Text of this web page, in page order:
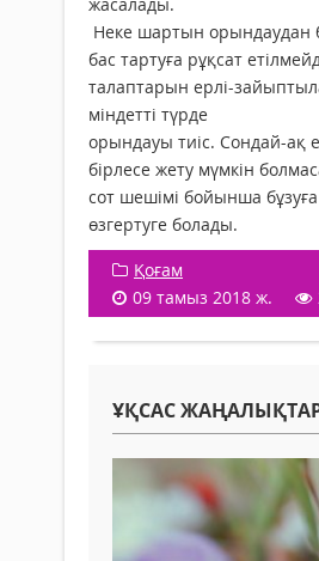
Неке шартын орындаудан
бас тартуға рұқсат
талаптарын ерлі-
міндетті түрде
орындауы тиіс. Сондай-ақ
бірлесе жету мүмкін
сот шешімі бойынша
өзгертуге болады.
Қоғам
09 тамыз 2018 ж.
ҰҚСАС